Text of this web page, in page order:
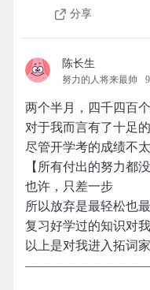
分享
陈长生
努力的人将来最帅
两个半月，四千四百
对于我而言有了十足
尽管开学考的成绩不
【所有付出的努力都
也许，只差一步
所以放弃是最轻松也
复习好学过的知识对
以上是对我进入拓词
——————————